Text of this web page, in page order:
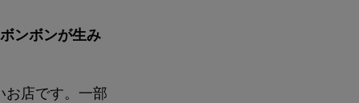
ンボンが生み
お店です。一部